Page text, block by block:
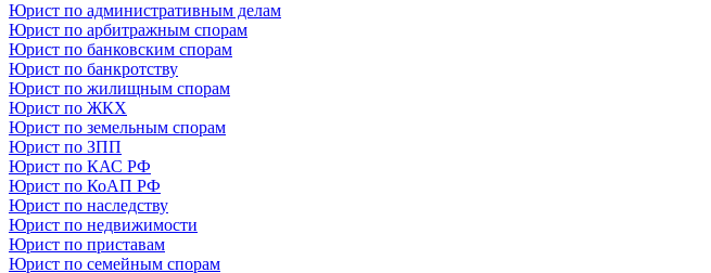
Юрист по административным делам
Юрист по арбитражным спорам
Юрист по банковским спорам
Юрист по банкротству
Юрист по жилищным спорам
Юрист по ЖКХ
Юрист по земельным спорам
Юрист по ЗПП
Юрист по КАС РФ
Юрист по КоАП РФ
Юрист по наследству
Юрист по недвижимости
Юрист по приставам
Юрист по семейным спорам